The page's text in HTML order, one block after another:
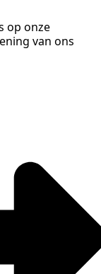
op onze
van ons